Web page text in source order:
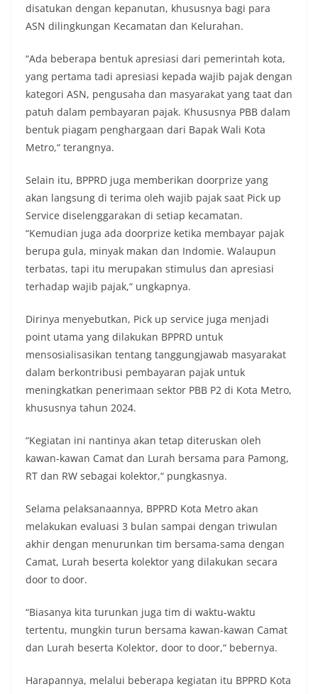
disatukan dengan kepanutan, khususnya bagi para
ASN dilingkungan Kecamatan dan Kelurahan.
“Ada beberapa bentuk apresiasi dari pemerintah kota,
yang pertama tadi apresiasi kepada wajib pajak dengan
kategori ASN, pengusaha dan masyarakat yang taat dan
patuh dalam pembayaran pajak. Khususnya PBB dalam
bentuk piagam penghargaan dari Bapak Wali Kota
Metro,“ terangnya.
Selain itu, BPPRD juga memberikan doorprize yang
akan langsung di terima oleh wajib pajak saat Pick up
Service diselenggarakan di setiap kecamatan.
“Kemudian juga ada doorprize ketika membayar pajak
berupa gula, minyak makan dan Indomie. Walaupun
terbatas, tapi itu merupakan stimulus dan apresiasi
terhadap wajib pajak,“ ungkapnya.
Dirinya menyebutkan, Pick up service juga menjadi
point utama yang dilakukan BPPRD untuk
mensosialisasikan tentang tanggungjawab masyarakat
dalam berkontribusi pembayaran pajak untuk
meningkatkan penerimaan sektor PBB P2 di Kota Metro,
khususnya tahun 2024.
“Kegiatan ini nantinya akan tetap diteruskan oleh
kawan-kawan Camat dan Lurah bersama para Pamong,
RT dan RW sebagai kolektor,“ pungkasnya.
Selama pelaksanaannya, BPPRD Kota Metro akan
melakukan evaluasi 3 bulan sampai dengan triwulan
akhir dengan menurunkan tim bersama-sama dengan
Camat, Lurah beserta kolektor yang dilakukan secara
door to door.
“Biasanya kita turunkan juga tim di waktu-waktu
tertentu, mungkin turun bersama kawan-kawan Camat
dan Lurah beserta Kolektor, door to door,“ bebernya.
Harapannya, melalui beberapa kegiatan itu BPPRD Kota